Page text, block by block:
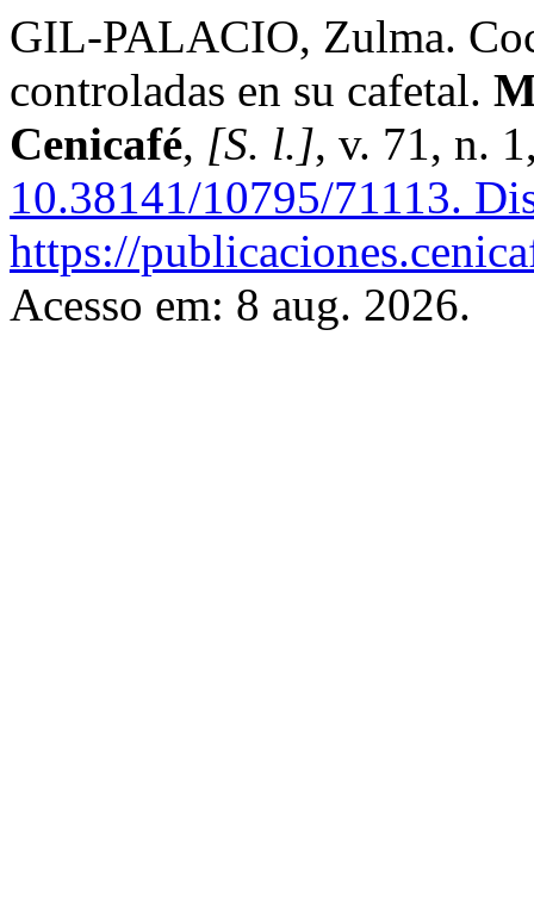
GIL-PALACIO, Zulma.
controladas en su cafetal.
Cenicafé, [S. l.], v. 71, n.
10.38141/10795/71113.
https://
Acesso em: 8 aug. 2026.